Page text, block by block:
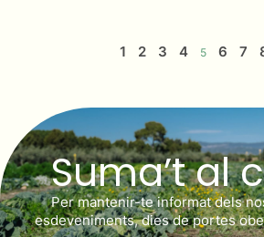
1 2 3 4 5 6 7
Suma’t al
Per mantenir-te informat dels
esdeveniments, dies de portes